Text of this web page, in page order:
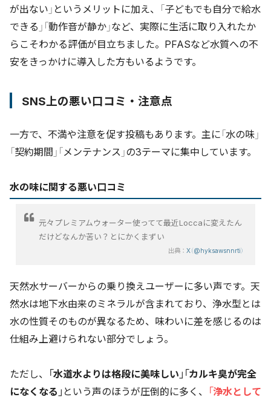
が出ない」というメリットに加え、「子どもでも自分で給水
できる」「動作音が静か」など、実際に生活に取り入れたか
らこそわかる評価が目立ちました。PFASなど水質への不
安をきっかけに導入した方もいるようです。
SNS上の悪い口コミ・注意点
一方で、不満や注意を促す投稿もあります。主に「水の味」
「契約期間」「メンテナンス」の3テーマに集中しています。
水の味に関する悪い口コミ
元々プレミアムウォーター使ってて最近Loccaに変えたん
だけどなんか苦い？とにかくまずい
出典： X（@hyksawsnnrti）
天然水サーバーからの乗り換えユーザーに多い声です。天
然水は地下水由来のミネラルが含まれており、浄水型とは
水の性質そのものが異なるため、味わいに差を感じるのは
仕組み上避けられない部分でしょう。
ただし、 「水道水よりは格段に美味しい」「カルキ臭が完全
になくなる」 という声のほうが圧倒的に多く、 「浄水として